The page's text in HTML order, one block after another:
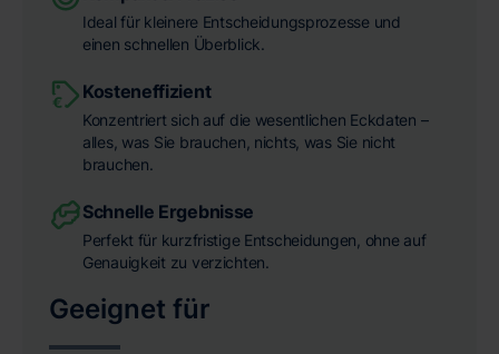
Ideal für kleinere Entscheidungsprozesse und
einen schnellen Überblick.
Kosteneffizient
Konzentriert sich auf die wesentlichen Eckdaten –
alles, was Sie brauchen, nichts, was Sie nicht
brauchen.
Schnelle Ergebnisse
Perfekt für kurzfristige Entscheidungen, ohne auf
Genauigkeit zu verzichten.
Geeignet für